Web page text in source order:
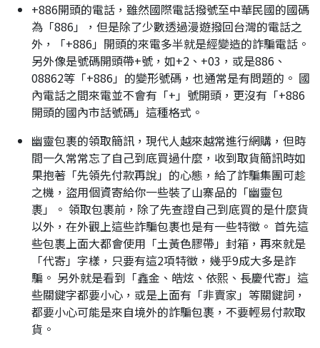
+886開頭的電話，雖然國際電話撥號至中華民國的國碼
為「886」，但是除了少數透過漫遊撥回台灣的電話之
外，「+886」開頭的來電多半就是經變造的詐騙電話。
另外像是號碼開頭帶+號，如+2、+03，或是886、
08862等「+886」的變形號碼，也通常是有問題的。 國
內電話之間來電並不會有「+」號開頭，更沒有「+886
開頭的國內市話號碼」這種格式。
幽靈包裹的領取簡訊，現代人越來越常進行網購，但時
間一久常常忘了自己到底買過什麼，收到取貨簡訊時如
果抱著「先領先付款再說」的心態，給了詐騙集團可趁
之機，盜用個資寄給你一些裝了山寨品的「幽靈包
裹」。 領取包裹前，除了先查證自己到底買的是什麼貨
以外，在外觀上這些詐騙包裹也是有一些特徵。 首先這
些包裹上面大都會使用「土黃色膠帶」封箱，再來就是
「代寄」字樣，只要有這2項特徵，幾乎9成大多是詐
騙。 另外就是看到「鑫金、皓炫、依熙、長慶代寄」這
些關鍵字都要小心，或是上面有「非賣家」等關鍵詞，
都要小心可能是來自境外的詐騙包裹，不要輕易付款取
貨。